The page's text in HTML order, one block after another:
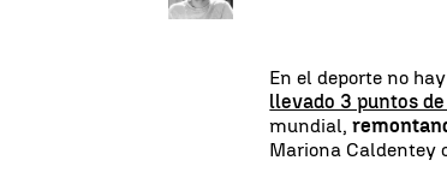
En el deporte no
llevado 3 puntos
mundial,
Mariona Caldentey